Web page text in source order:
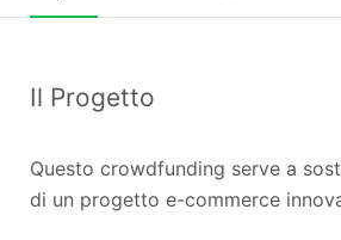
Il Progetto
Questo crowdfunding serve a
di un progetto e-commerce